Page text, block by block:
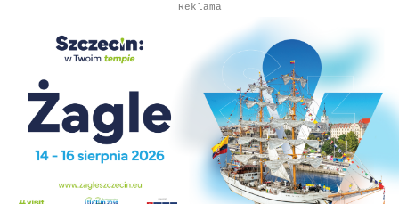
Autopromocja
Reklama